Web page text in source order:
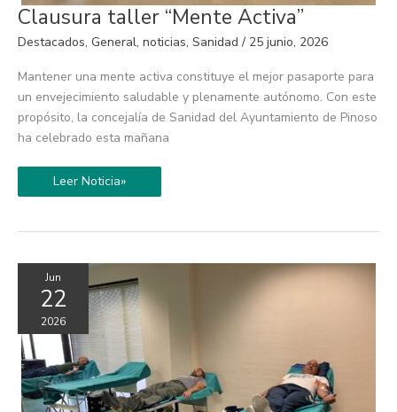
Clausura taller “Mente Activa”
Destacados, General, noticias, Sanidad / 25 junio, 2026
Mantener una mente activa constituye el mejor pasaporte para
un envejecimiento saludable y plenamente autónomo. Con este
propósito, la concejalía de Sanidad del Ayuntamiento de Pinoso
ha celebrado esta mañana
Clausura
taller
“Mente
Activa”
Leer Noticia»
Jun
22
2026